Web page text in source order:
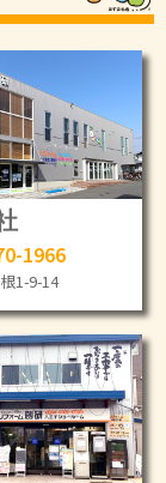
1966
1-9-14